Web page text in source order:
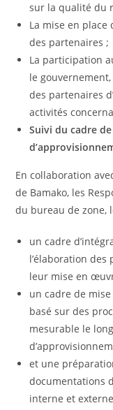
sur la qualité du
La mise en place
des partenaires ;
La participation
le
des partenaires
activités
Suivi du cadre
En collaboration
de Bamako, les
du bureau de zone,
un cadre
l’élaboration des
leur mise en
un cadre de
basé sur des
mesurable le
et une
documentations
interne et